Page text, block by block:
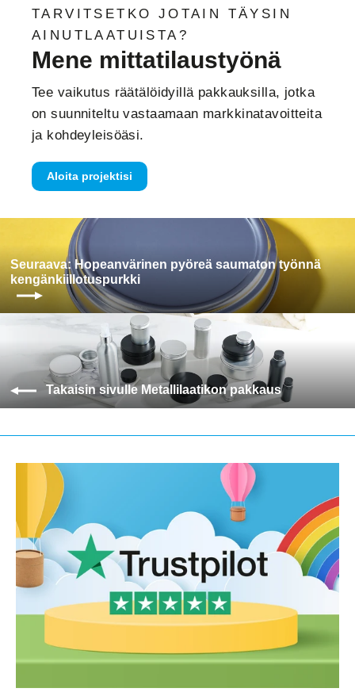
TARVITSETKO JOTAIN TÄYSIN
AINUTLAATUISTA?
Mene mittatilaustyönä
Tee vaikutus räätälöidyillä pakkauksilla, jotka
on suunniteltu vastaamaan markkinatavoitteita
ja kohdeyleisöäsi.
Aloita projektisi
Seuraava: Hopeanvärinen pyöreä saumaton työnnä
kengänkiillotuspurkki
Takaisin sivulle Metallilaatikon pakkaus